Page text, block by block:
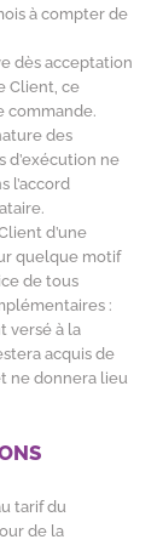
à compter de
dès acceptation
Client, ce
commande.
des
d’exécution ne
l’accord
d’une
quelque motif
de tous
:
versé à la
acquis de
ne donnera lieu
tarif du
de la